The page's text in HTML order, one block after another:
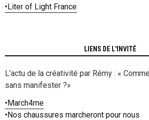
•Liter of Light France
LIENS DE L'INVITÉ
L’actu de la créativité par Rémy : «
sans manifester ?»
•March4me
•Nos chaussures marcheront pour nous